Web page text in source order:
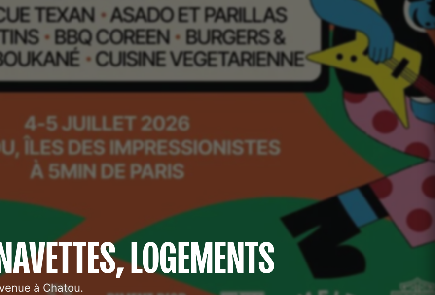
LOGEMENTS
à Chatou.